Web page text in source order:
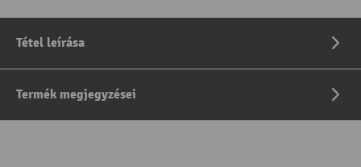
Tétel leírása
Termék megjegyzései